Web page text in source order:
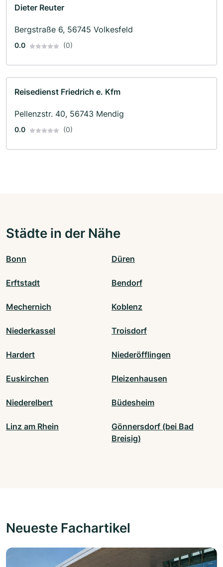
Dieter Reuter
Bergstraße 6, 56745 Volkesfeld
0.0 (0)
Reisedienst Friedrich e. Kfm
Pellenzstr. 40, 56743 Mendig
0.0 (0)
Städte in der Nähe
Bonn Düren
Erftstadt Bendorf
Mechernich Koblenz
Niederkassel Troisdorf
Hardert Niederöfflingen
Euskirchen Pleizenhausen
Niederelbert Büdesheim
Linz am Rhein
Gönnersdorf (bei Bad
Breisig)
Neueste Fachartikel